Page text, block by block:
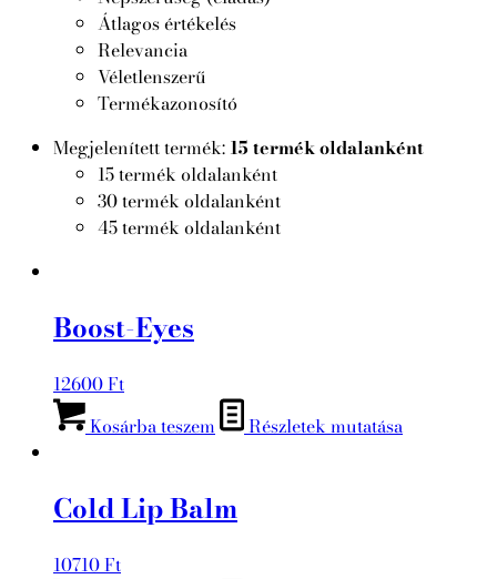
Átlagos értékelés
Relevancia
Véletlenszerű
Termékazonosító
Megjelenített termék: 15 termék oldalanként
15 termék oldalanként
30 termék oldalanként
45 termék oldalanként
Boost-Eyes
12600Ft
Kosárba teszem
Részletek mutatása
Cold Lip Balm
10710Ft